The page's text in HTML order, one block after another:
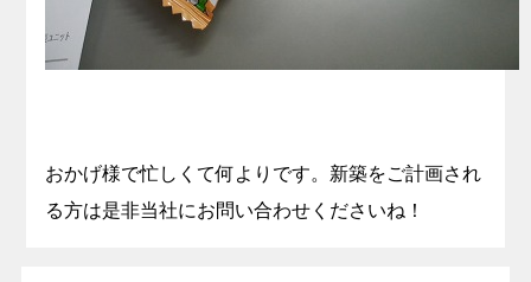
おかげ様で忙しくて何よりです。新築をご計画され
る方は是非当社にお問い合わせくださいね！